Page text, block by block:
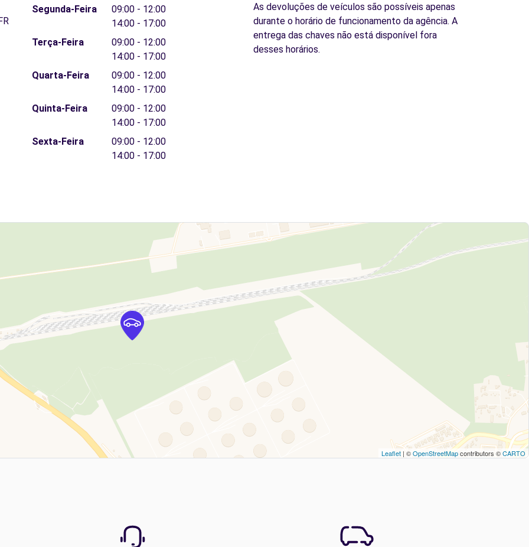
Segunda-Feira
09:00 - 12:00
14:00 - 17:00
Terça-Feira
09:00 - 12:00
14:00 - 17:00
Quarta-Feira
09:00 - 12:00
14:00 - 17:00
Quinta-Feira
09:00 - 12:00
14:00 - 17:00
Sexta-Feira
09:00 - 12:00
14:00 - 17:00
As devoluções de veículos são possíveis apenas
durante o horário de funcionamento da agência. A
entrega das chaves não está disponível fora
desses horários.
Leaflet | ©OpenStreetMapcontributors ©CARTO